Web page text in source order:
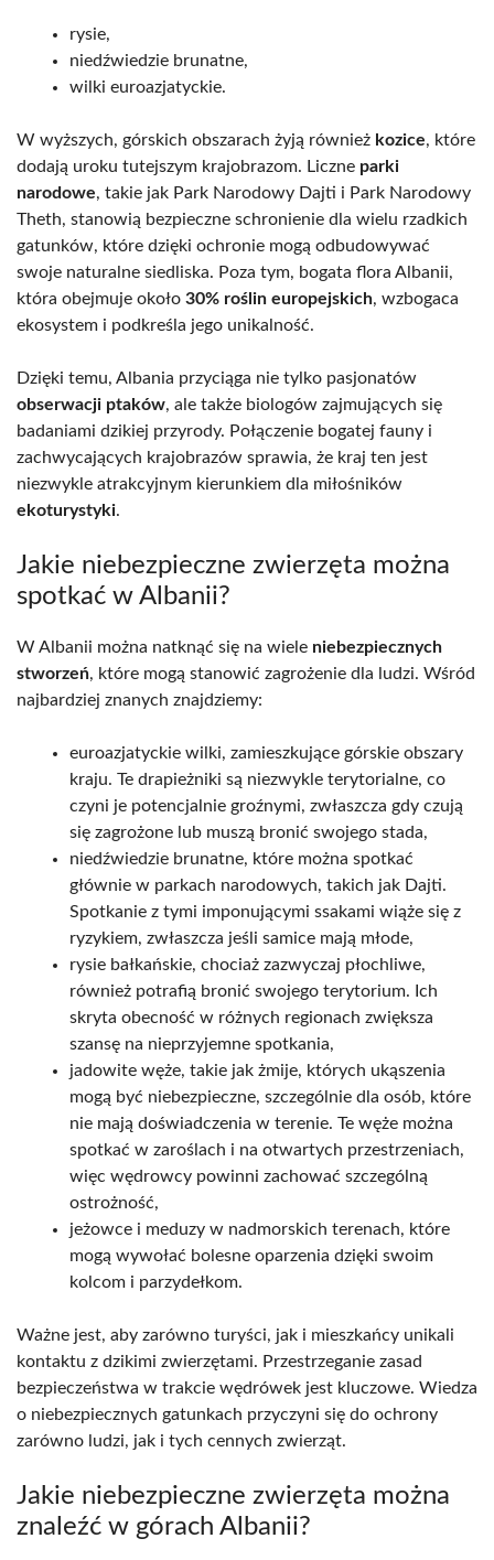
rysie,
niedźwiedzie brunatne,
wilki euroazjatyckie.
W wyższych, górskich obszarach żyją również kozice, które
dodają uroku tutejszym krajobrazom. Liczne parki
narodowe, takie jak Park Narodowy Dajti i Park Narodowy
Theth, stanowią bezpieczne schronienie dla wielu rzadkich
gatunków, które dzięki ochronie mogą odbudowywać
swoje naturalne siedliska. Poza tym, bogata flora Albanii,
która obejmuje około 30% roślin europejskich, wzbogaca
ekosystem i podkreśla jego unikalność.
Dzięki temu, Albania przyciąga nie tylko pasjonatów
obserwacji ptaków, ale także biologów zajmujących się
badaniami dzikiej przyrody. Połączenie bogatej fauny i
zachwycających krajobrazów sprawia, że kraj ten jest
niezwykle atrakcyjnym kierunkiem dla miłośników
ekoturystyki.
Jakie niebezpieczne zwierzęta można
spotkać w Albanii?
W Albanii można natknąć się na wiele niebezpiecznych
stworzeń, które mogą stanowić zagrożenie dla ludzi. Wśród
najbardziej znanych znajdziemy:
euroazjatyckie wilki, zamieszkujące górskie obszary
kraju. Te drapieżniki są niezwykle terytorialne, co
czyni je potencjalnie groźnymi, zwłaszcza gdy czują
się zagrożone lub muszą bronić swojego stada,
niedźwiedzie brunatne, które można spotkać
głównie w parkach narodowych, takich jak Dajti.
Spotkanie z tymi imponującymi ssakami wiąże się z
ryzykiem, zwłaszcza jeśli samice mają młode,
rysie bałkańskie, chociaż zazwyczaj płochliwe,
również potrafią bronić swojego terytorium. Ich
skryta obecność w różnych regionach zwiększa
szansę na nieprzyjemne spotkania,
jadowite węże, takie jak żmije, których ukąszenia
mogą być niebezpieczne, szczególnie dla osób, które
nie mają doświadczenia w terenie. Te węże można
spotkać w zaroślach i na otwartych przestrzeniach,
więc wędrowcy powinni zachować szczególną
ostrożność,
jeżowce i meduzy w nadmorskich terenach, które
mogą wywołać bolesne oparzenia dzięki swoim
kolcom i parzydełkom.
Ważne jest, aby zarówno turyści, jak i mieszkańcy unikali
kontaktu z dzikimi zwierzętami. Przestrzeganie zasad
bezpieczeństwa w trakcie wędrówek jest kluczowe. Wiedza
o niebezpiecznych gatunkach przyczyni się do ochrony
zarówno ludzi, jak i tych cennych zwierząt.
Jakie niebezpieczne zwierzęta można
znaleźć w górach Albanii?